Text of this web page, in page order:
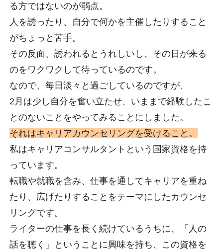
る方ではないのが弱点。
人を誘ったり、自分で何かを主催したりすること
がちょっと苦手。
その反面、誘われるとうれしいし、その日が来る
のをワクワクして待っているのです。
なので、毎日淡々と過ごしているのですが、
2月は少し自分を奮い立たせ、いままで経験したこ
とのないことをやってみることにしました。
それはキャリアカウンセリングを受けること。
私はキャリアコンサルタントという国家資格を持
っています。
転職や就職を含み、仕事を通してキャリアを重ね
たり、広げたりすることをテーマにしたカウンセ
リングです。
ライターの仕事を長く続けているうちに、「人の
話を聴く」ということに興味を持ち、この資格を